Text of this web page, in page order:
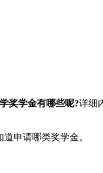
奖学金有哪些呢?详细
申请哪类奖学金。